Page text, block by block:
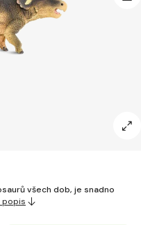
všech dob, je snadno
popis